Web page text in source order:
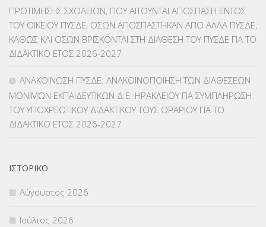
ΜΑΘΗΤΕΙΑ(275)
ΜΕΤΑΘΕΣΕΙΣ-ΤΟΠΟΘΕΤΗΣΕΙΣ ΒΕΛΤΙΩΣΕΙΣ(319)
ΜΕΤΑΦΟΡΑ ΜΑΘΗΤΩΝ(3)
ΝΟΜΟΘΕΣΙΑ(66)
ΠΡΟΤΙΜΗΣΗΣ ΣΧΟΛΕΙΩΝ, ΠΟΥ ΑΙΤΟΥΝΤΑΙ ΑΠΟΣΠΑΣΗ ΕΝΤΟΣ
ΤΟΥ ΟΙΚΕΙΟΥ ΠΥΣΔΕ, ΟΣΩΝ ΑΠΟΣΠΑΣΤΗΚΑΝ ΑΠΟ ΑΛΛΑ ΠΥΣΔΕ,
ΚΑΘΩΣ ΚΑΙ ΟΣΩΝ ΒΡΙΣΚΟΝΤΑΙ ΣΤΗ ΔΙΑΘΕΣΗ ΤΟΥ ΠΥΣΔΕ ΓΙΑ ΤΟ
ΔΙΔΑΚΤΙΚΟ ΕΤΟΣ 2026-2027
ΑΝΑΚΟΙΝΩΣΗ ΠΥΣΔΕ: ΑΝΑΚΟΙΝΟΠΟΙΗΣΗ ΤΩΝ ΔΙΑΘΕΣΕΩΝ
ΜΟΝΙΜΩΝ ΕΚΠΑΙΔΕΥΤΙΚΩΝ Δ.Ε. ΗΡΑΚΛΕΙΟΥ ΓΙΑ ΣΥΜΠΛΗΡΩΣΗ
ΤΟΥ ΥΠΟΧΡΕΩΤΙΚΟΥ ΔΙΔΑΚΤΙΚΟΥ ΤΟΥΣ ΩΡΑΡΙΟΥ ΓΙΑ ΤΟ
ΔΙΔΑΚΤΙΚΟ ΕΤΟΣ 2026-2027
ΙΣΤΟΡΙΚΌ
Αύγουστος 2026
Ιούλιος 2026